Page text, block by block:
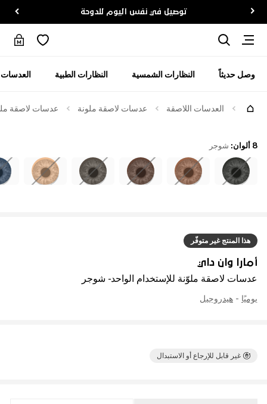
توصيل في نفس اليوم للدوحة
وصل حديثاً النظارات الشمسية النظارات الطبية
العدسات اللاصقة عدسات لاصقة ملونة عدسات لاصقة
هذا المنتج غير متوفّر
أمارا وان داي
عدسات لاصقة ملوّنة للإستخدام الواحد - شوجر
يوميًا - هيدروجيل
غير قابل للإرجاع أو الاستبدال
8 ألوان : شوجر